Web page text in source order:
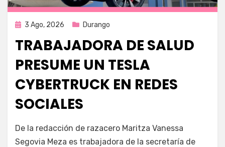
Publicada
3 Ago, 2026 Durango
TRABAJADORA DE SALUD
PRESUME UN TESLA
CYBERTRUCK EN REDES
SOCIALES
por Fernando Miranda Servín
De la redacción de razacero Maritza Vanessa
Segovia Meza es trabajadora de la secretaría de